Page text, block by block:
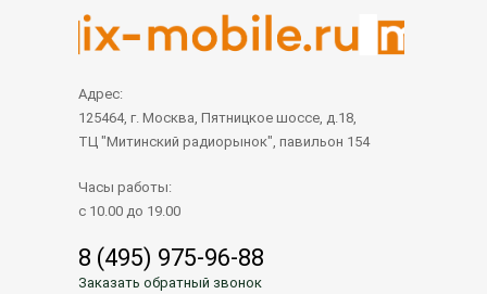
Адрес:
125464, г. Москва, Пятницкое шоссе, д.18,
ТЦ "Митинский радиорынок", павильон 154
Часы работы:
с 10.00 до 19.00
8 (495) 975-96-88
Заказать обратный звонок